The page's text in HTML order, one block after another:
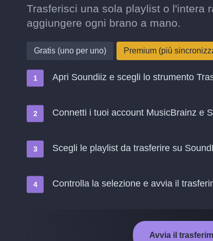
Trasferisci una sola playlist o l'intera
aggiungere ogni brano a mano.
Gratis (uno per uno) Premium (più
Apri Soundiiz e scegli lo strumento
Connetti i tuoi account MusicBrainz e
Scegli le playlist da trasferire su
Controlla la selezione e avvia il
Avvia il